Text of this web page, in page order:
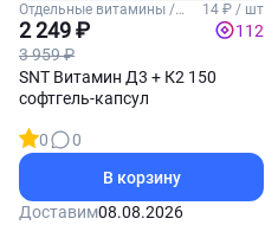
Отдельные витамины /
Витамины Д3 и К2
14 ₽ / шт
2 249 ₽
3 959 ₽
112
SNT Витамин Д3 + К2 150
софтгель-капсул
0
0
В корзину
Доставим08.08.2026